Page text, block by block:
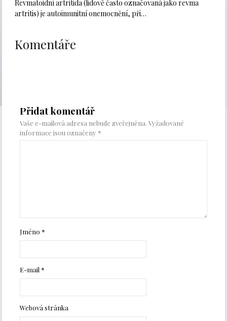
Revmatoidní artritida (lidově často označovaná jako revma
artritis) je autoimunitní onemocnění, při…
Komentáře
Přidat komentář
Vaše e-mailová adresa nebude zveřejněna. Vyžadované
informace jsou označeny *
Jméno*
E-mail*
Webová stránka